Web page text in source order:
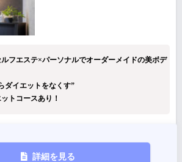
フエステ×パーソナルでオーダーメイドの美ボデ
ダイエットをなくす”
トコースあり！
詳細を見る